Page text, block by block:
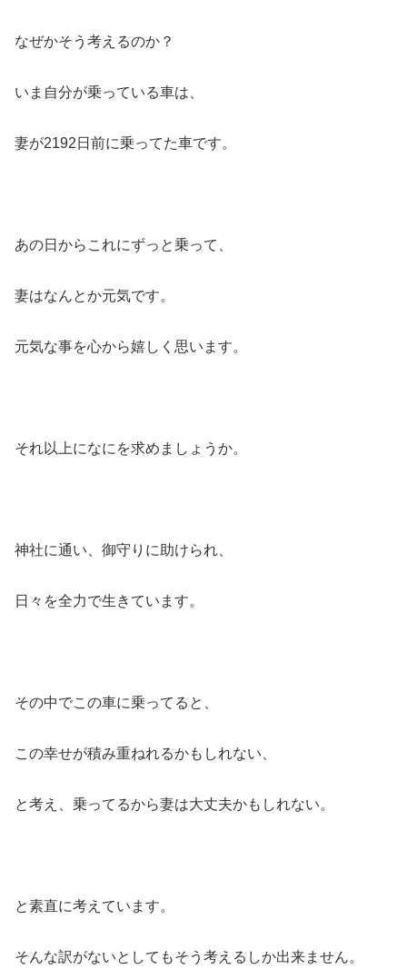
なぜかそう考えるのか？
いま自分が乗っている車は、
妻が2192日前に乗ってた車です。
あの日からこれにずっと乗って、
妻はなんとか元気です。
元気な事を心から嬉しく思います。
それ以上になにを求めましょうか。
神社に通い、御守りに助けられ、
日々を全力で生きています。
その中でこの車に乗ってると、
この幸せが積み重ねれるかもしれない、
と考え、乗ってるから妻は大丈夫かもしれない。
と素直に考えています。
そんな訳がないとしてもそう考えるしか出来ません。